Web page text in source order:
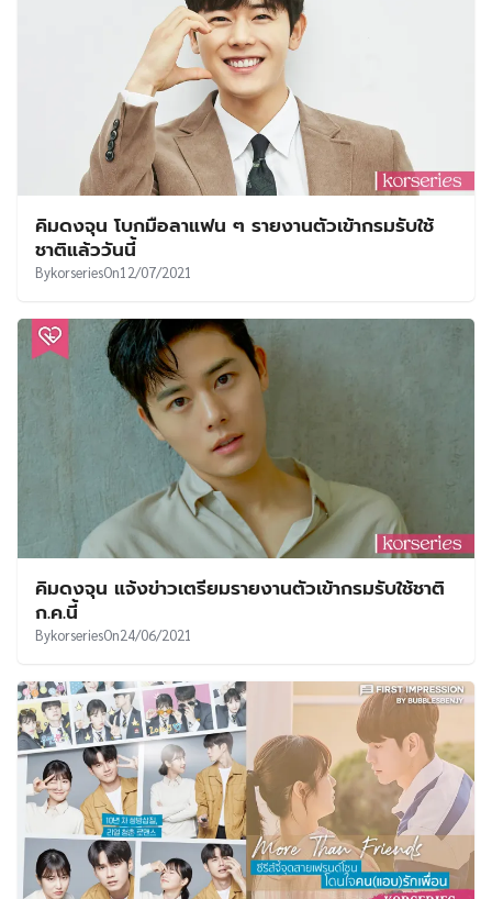
คิมดงจุน โบกมือลาแฟน ๆ รายงานตัวเข้ากรมรับใช้
ชาติแล้ววันนี้
BykorseriesOn12/07/2021
คิมดงจุน แจ้งข่าวเตรียมรายงานตัวเข้ากรมรับใช้ชาติ
ก.ค.นี้
BykorseriesOn24/06/2021